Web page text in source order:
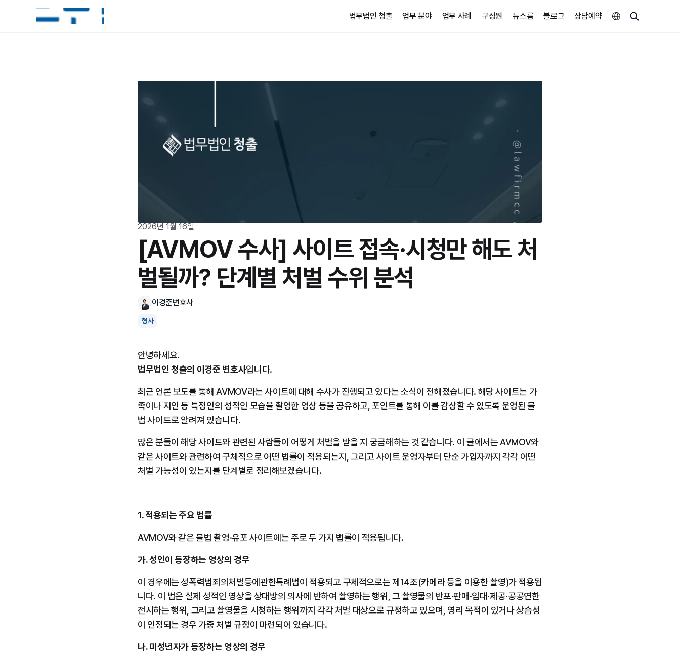
2026년 1월 16일
[AVMOV 수사] 사이트 접속·시청만 해도 처
벌될까? 단계별 처벌 수위 분석
이경준변호사
형사
안녕하세요.
법무법인 청출의 이경준 변호사입니다.
최근 언론 보도를 통해 AVMOV라는 사이트에 대해 수사가 진행되고 있다는 소식이 전해졌습니다. 해당 사이트는 가
족이나 지인 등 특정인의 성적인 모습을 촬영한 영상 등을 공유하고, 포인트를 통해 이를 감상할 수 있도록 운영된 불
법 사이트로 알려져 있습니다.
많은 분들이 해당 사이트와 관련된 사람들이 어떻게 처벌을 받을 지 궁금해하는 것 같습니다. 이 글에서는 AVMOV와
같은 사이트와 관련하여 구체적으로 어떤 법률이 적용되는지, 그리고 사이트 운영자부터 단순 가입자까지 각각 어떤
처벌 가능성이 있는지를 단계별로 정리해보겠습니다.
1. 적용되는 주요 법률
AVMOV와 같은 불법 촬영·유포 사이트에는 주로 두 가지 법률이 적용됩니다.
가. 성인이 등장하는 영상의 경우
이 경우에는 성폭력범죄의처벌등에관한특례법이 적용되고 구체적으로는 제14조(카메라 등을 이용한 촬영)가 적용됩
니다. 이 법은 실제 성적인 영상을 상대방의 의사에 반하여 촬영하는 행위, 그 촬영물의 반포·판매·임대·제공·공공연한
전시하는 행위, 그리고 촬영물을 시청하는 행위까지 각각 처벌 대상으로 규정하고 있으며, 영리 목적이 있거나 상습성
이 인정되는 경우 가중 처벌 규정이 마련되어 있습니다.
나. 미성년자가 등장하는 영상의 경우
법무법인 청출 업무 분야 업무 사례 구성원 뉴스룸 블로그 상담예약
Select Language